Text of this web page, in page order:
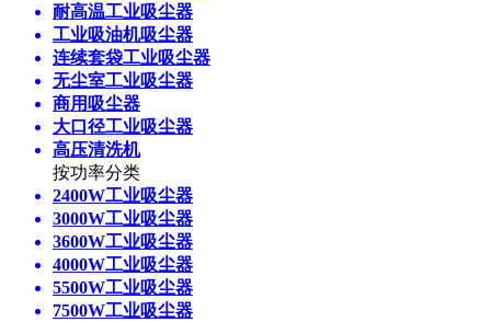
耐高温工业吸尘器
工业吸油机吸尘器
连续套袋工业吸尘器
无尘室工业吸尘器
商用吸尘器
大口径工业吸尘器
高压清洗机
按功率分类
2400W工业吸尘器
3000W工业吸尘器
3600W工业吸尘器
4000W工业吸尘器
5500W工业吸尘器
7500W工业吸尘器